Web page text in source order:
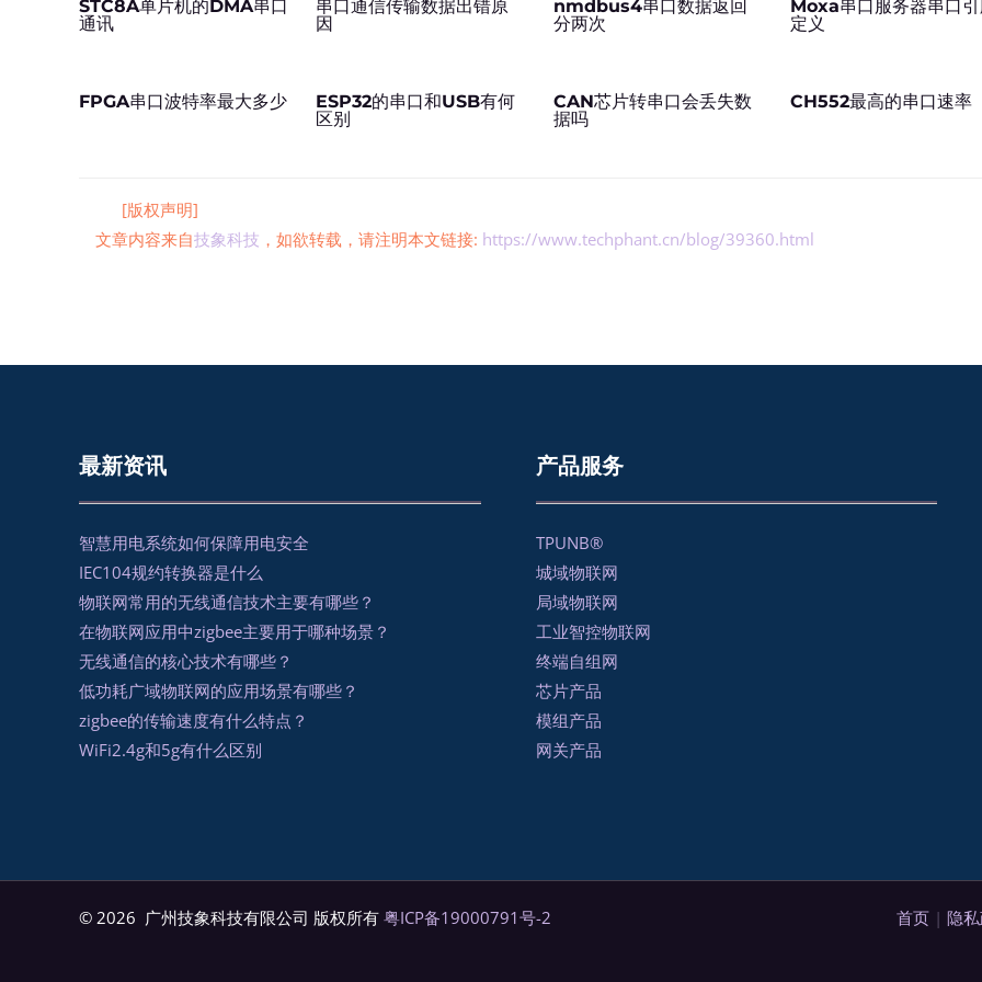
STC8A单片机的DMA串口
通讯
串口通信传输数据出错原
因
nmdbus4串口数据返回
分两次
Moxa串口服务器串口
定义
FPGA串口波特率最大多少
ESP32的串口和USB有何
区别
CAN芯片转串口会丢失数
据吗
CH552最高的串口速率
[版权声明]
文章内容来自技象科技 ，如欲转载，请注明本文链接: https://www.techphant.cn/blog/39360.html
最新资讯
智慧用电系统如何保障用电安全
IEC104规约转换器是什么
物联网常用的无线通信技术主要有哪些？
在物联网应用中zigbee主要用于哪种场景？
无线通信的核心技术有哪些？
低功耗广域物联网的应用场景有哪些？
zigbee的传输速度有什么特点？
WiFi2.4g和5g有什么区别
产品服务
TPUNB®
城域物联网
局域物联网
工业智控物联网
终端自组网
芯片产品
模组产品
网关产品
© 2026 广州技象科技有限公司 版权所有 粤ICP备19000791号-2 首页| 隐